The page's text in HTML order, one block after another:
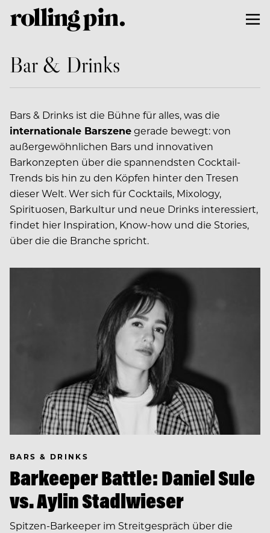
Bar & Drinks
Bars & Drinks ist die Bühne für alles, was die
internationale Barszenegerade bewegt: von
außergewöhnlichen Bars und innovativen
Barkonzepten über die spannendsten Cocktail-
Trends bis hin zu den Köpfen hinter den Tresen
dieser Welt. Wer sich für Cocktails, Mixology,
Spirituosen, Barkultur und neue Drinks interessiert,
findet hier Inspiration, Know-how und die Stories,
über die die Branche spricht.
BARS & DRINKS
Barkeeper Battle: Daniel Sule
vs. Aylin Stadlwieser
Spitzen-Barkeeper im Streitgespräch über die